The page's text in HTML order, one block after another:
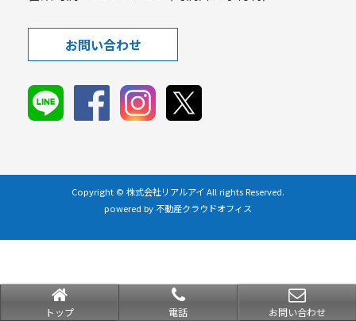
トップ 電話 お問い合わせ
お問い合わせ
Copyright © 株式会社リアルアイ All rights Reserved.
powered by 不動産クラウドオフィス